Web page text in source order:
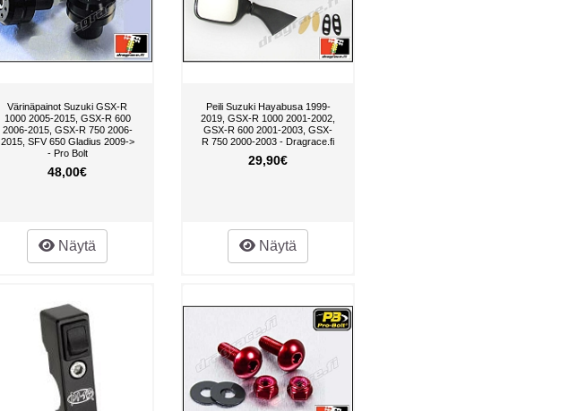
Värinäpainot Suzuki GSX-R
1000 2005-2015, GSX-R 600
2006-2015, GSX-R 750 2006-
2015, SFV 650 Gladius 2009->
- Pro Bolt
48,00€
Näytä
Peili Suzuki Hayabusa 1999-
2019, GSX-R 1000 2001-2002,
GSX-R 600 2001-2003, GSX-
R 750 2000-2003 - Dragrace.fi
29,90€
Näytä